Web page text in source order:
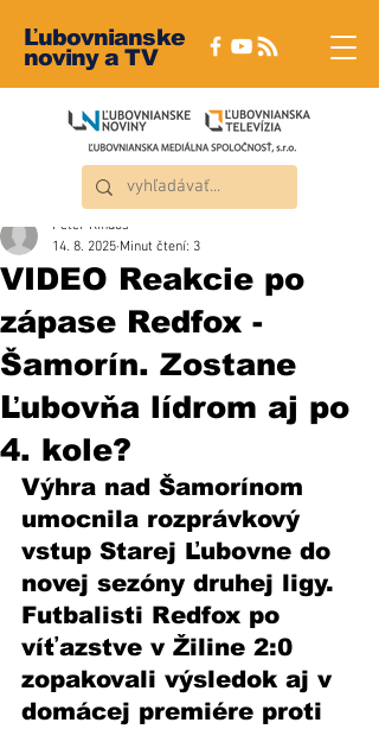
Ľubovnianske
noviny a TV
VIDEO Reakcie po
zápase Redfox -
Šamorín. Zostane
Ľubovňa lídrom aj po
4. kole?
Peter Rindoš
14. 8. 2025 Minut čtení: 3
Výhra nad Šamorínom
umocnila rozprávkový
vstup Starej Ľubovne do
novej sezóny druhej ligy.
Futbalisti Redfox po
víťazstve v Žiline 2:0
zopakovali výsledok aj v
domácej premiére proti